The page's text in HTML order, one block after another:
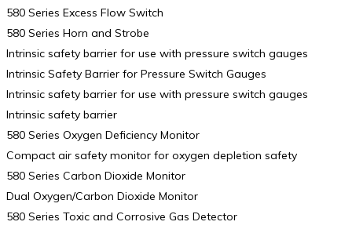
580 Series Excess Flow Switch
580 Series Horn and Strobe
Intrinsic safety barrier for use with pressure switch gauges
Intrinsic Safety Barrier for Pressure Switch Gauges
Intrinsic safety barrier for use with pressure switch gauges
Intrinsic safety barrier
580 Series Oxygen Deficiency Monitor
Compact air safety monitor for oxygen depletion safety
580 Series Carbon Dioxide Monitor
Dual Oxygen/Carbon Dioxide Monitor
580 Series Toxic and Corrosive Gas Detector